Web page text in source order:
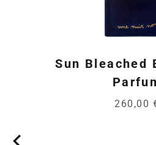
Sun Bleached
260,00